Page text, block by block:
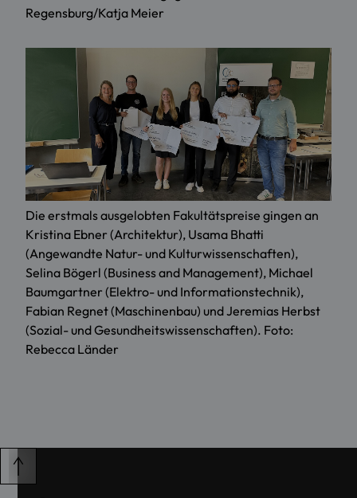
Regensburg/Katja Meier
Die erstmals ausgelobten Fakultätspreise gingen an
Kristina Ebner (Architektur), Usama Bhatti
(Angewandte Natur- und Kulturwissenschaften),
Selina Bögerl (Business and Management), Michael
Baumgartner (Elektro- und Informationstechnik),
Fabian Regnet (Maschinenbau) und Jeremias Herbst
(Sozial- und Gesundheitswissenschaften). Foto:
Rebecca Länder